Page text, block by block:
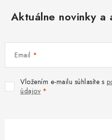
i
u
Aktuálne novinky a
Email
Vložením e-mailu súhlasíte s
údajov